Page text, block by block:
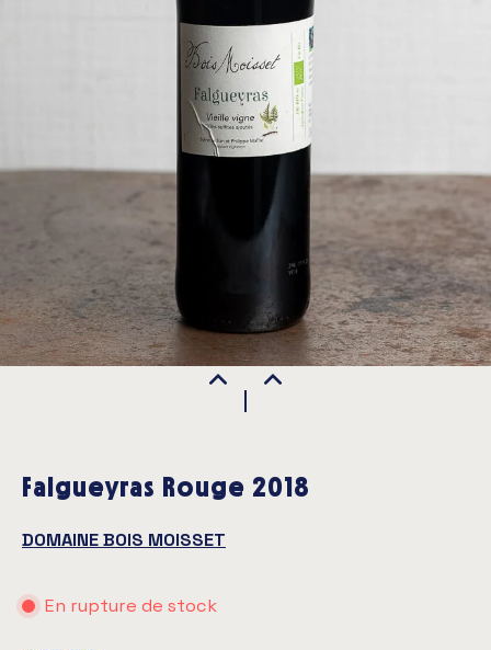
Falgueyras Rouge 2018
DOMAINE BOIS MOISSET
En rupture de stock